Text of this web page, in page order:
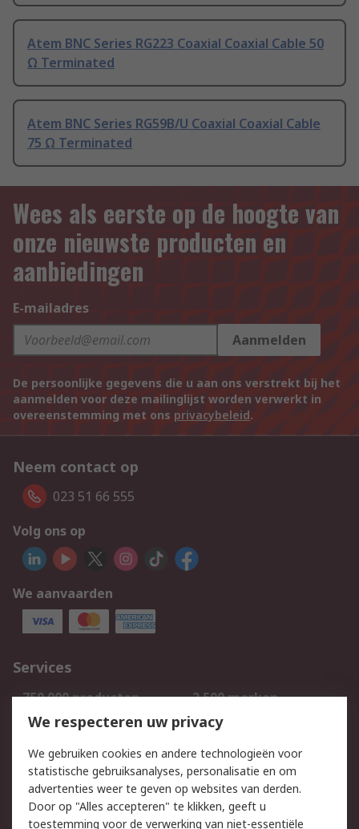
Atem BNC Series RG223 Coaxial Coaxial Cable 50
Ω Terminated
Atem BNC Series RG59B/U Coaxial Coaxial Cable
75 Ω Terminated
Wees als eerste op de hoogte van
onze nieuwste producten en
aanbiedingen
E-mailadres
Aanmelden
De persoonlijke gegevens die u aan ons verstrekt bij het
aanmelden voor deze mailinglijst worden verwerkt in
overeenstemming met ons privacybeleid.
Neem contact op
023 51 66 555
Volg ons op
We aanvaarden
Services
750.000 producten
2.500 merken
Bestellen
Inkoopoplossingen
Track & Trace
Wettelijk
We respecteren uw privacy
We gebruiken cookies en andere technologieën voor
statistische gebruiksanalyses, personalisatie en om
advertenties weer te geven op websites van derden.
Door op "Alles accepteren" te klikken, geeft u
toestemming voor de verwerking van niet-essentiële